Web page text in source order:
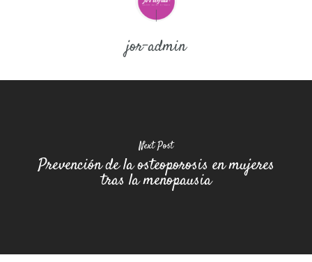
jor-admin
Next Post
Prevención de la osteoporosis en mujeres
tras la menopausia